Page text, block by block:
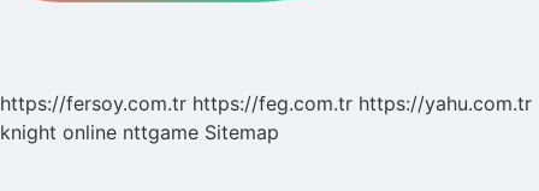
https://fersoy.com.tr https://feg.com.tr https://yahu.com.tr
knight online nttgame Sitemap